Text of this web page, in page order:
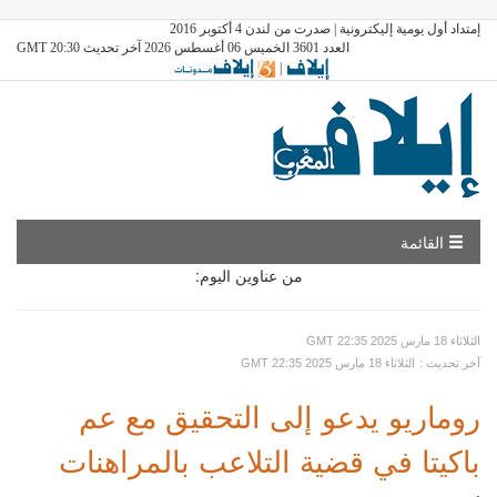
إمتداد أول يومية إليكترونية | صدرت من لندن 4 أكتوبر 2016
العدد 3601 الخميس 06 أغسطس 2026 آخر تحديث GMT 20:30
|
القائمة
من عناوين اليوم:
GMT الثلاثاء 18 مارس 2025 22:35
GMT الثلاثاء 18 مارس 2025 22:35
: آخر تحديث
روماريو يدعو إلى التحقيق مع عم
باكيتا في قضية التلاعب بالمراهنات